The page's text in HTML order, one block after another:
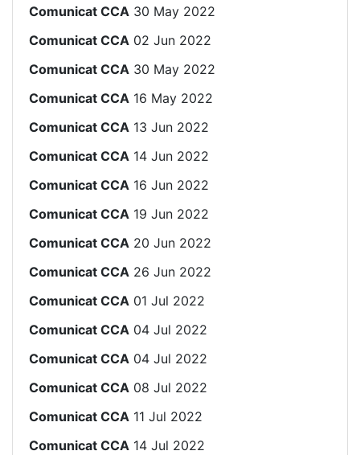
Comunicat CCA 30 May 2022
Comunicat CCA 02 Jun 2022
Comunicat CCA 30 May 2022
Comunicat CCA 16 May 2022
Comunicat CCA 13 Jun 2022
Comunicat CCA 14 Jun 2022
Comunicat CCA 16 Jun 2022
Comunicat CCA 19 Jun 2022
Comunicat CCA 20 Jun 2022
Comunicat CCA 26 Jun 2022
Comunicat CCA 01 Jul 2022
Comunicat CCA 04 Jul 2022
Comunicat CCA 04 Jul 2022
Comunicat CCA 08 Jul 2022
Comunicat CCA 11 Jul 2022
Comunicat CCA 14 Jul 2022